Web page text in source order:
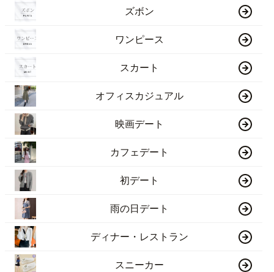
ズボン
ワンピース
スカート
オフィスカジュアル
映画デート
カフェデート
初デート
雨の日デート
ディナー・レストラン
スニーカー